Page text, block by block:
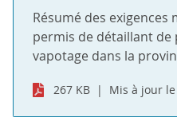
Résumé des exigences
permis de détaillant
vapotage dans la
267 KB Mis à jour